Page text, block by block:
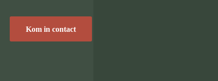
Kom in contact